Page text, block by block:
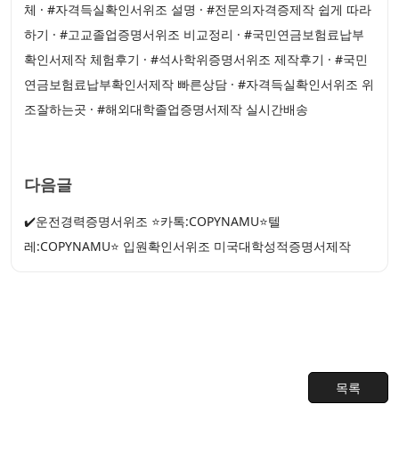
체 · #자격득실확인서위조 설명 · #전문의자격증제작 쉽게 따라
하기 · #고교졸업증명서위조 비교정리 · #국민연금보험료납부
확인서제작 체험후기 · #석사학위증명서위조 제작후기 · #국민
연금보험료납부확인서제작 빠른상담 · #자격득실확인서위조 위
조잘하는곳 · #해외대학졸업증명서제작 실시간배송
다음글
✔️운전경력증명서위조 ⭐카톡:COPYNAMU⭐텔
레:COPYNAMU⭐ 입원확인서위조 미국대학성적증명서제작
목록